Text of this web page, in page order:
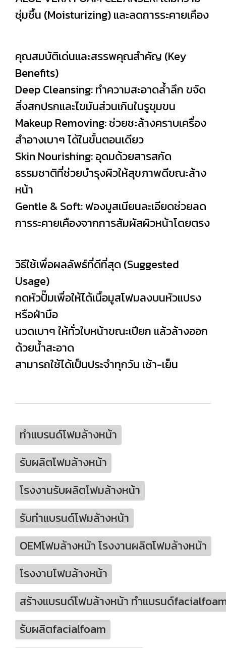
ชุ่มชื้น (Moisturizing) และลดการระคายเคือง
คุณสมบัติเด่นและสรรพคุณสำคัญ (Key
Benefits)
Deep Cleansing: ทำความสะอาดล้ำลึก ขจัด
สิ่งสกปรกและไขมันส่วนเกินในรูขุมขน
Makeup Removing: ช่วยชะล้างคราบเครื่อง
สำอางเบาๆ ได้ในขั้นตอนเดียว
Skin Nourishing: อุดมด้วยสารสกัด
ธรรมชาติที่ช่วยบำรุงผิวให้สุขภาพดีขณะล้าง
หน้า
Gentle & Soft: ฟองมูสเนียนละเอียดช่วยลด
การระคายเคืองจากการสัมผัสผิวหน้าโดยตรง
วิธีใช้เพื่อผลลัพธ์ที่ดีที่สุด (Suggested
Usage)
กดหัวปั๊มเพื่อให้ได้เนื้อมูสโฟมลงบนหัวแปรง
หรือฝ่ามือ
นวดเบาๆ ให้ทั่วใบหน้าขณะเปียก แล้วล้างออก
ด้วยน้ำสะอาด
สามารถใช้ได้เป็นประจำทุกวัน เช้า-เย็น
ทำแบรนด์โฟมล้างหน้า
รับผลิตโฟมล้างหน้า
โรงงานรับผลิตโฟมล้างหน้า
รับทำแบรนด์โฟมล้างหน้า
OEMโฟมล้างหน้า โรงงานผลิตโฟมล้างหน้า
โรงงานโฟมล้างหน้า
สร้างแบรนด์โฟมล้างหน้า ทำแบรนด์
รับผลิตfacialfoam